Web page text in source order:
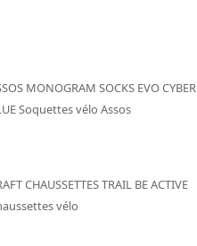
MONOGRAM SOCKS EVO CYBER
Soquettes vélo Assos
CHAUSSETTES TRAIL BE ACTIVE
vélo